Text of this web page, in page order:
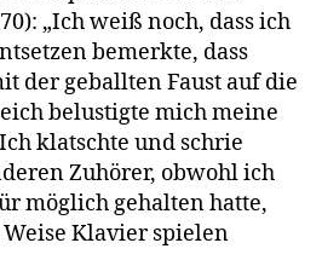
„Ich weiß noch, dass ich
bemerkte, dass
der geballten Faust auf die
belustigte mich meine
klatschte und schrie
Zuhörer, obwohl ich
möglich gehalten hatte,
Weise Klavier spielen